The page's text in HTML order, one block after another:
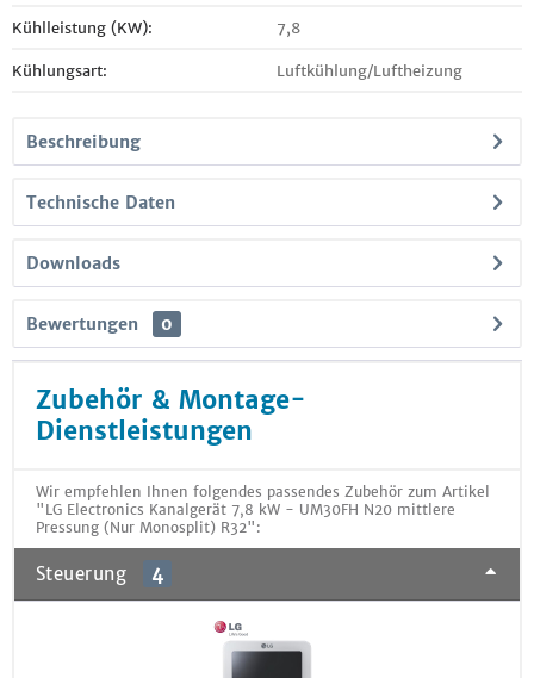
Kühlleistung (KW): 7,8
Kühlungsart: Luftkühlung/Luftheizung
Beschreibung
Technische Daten
Downloads
Bewertungen 0
Zubehör & Montage-
Dienstleistungen
Wir empfehlen Ihnen folgendes passendes Zubehör zum Artikel
"LG Electronics Kanalgerät 7,8 kW - UM30FH N20 mittlere
Pressung (Nur Monosplit) R32":
Steuerung 4